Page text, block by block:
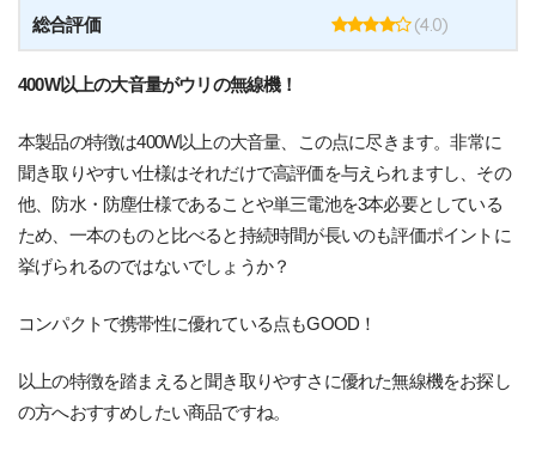
総合評価 (4.0)
400W以上の大音量がウリの無線機！
本製品の特徴は400W以上の大音量、この点に尽きます。非常に
聞き取りやすい仕様はそれだけで高評価を与えられますし、その
他、防水・防塵仕様であることや単三電池を3本必要としている
ため、一本のものと比べると持続時間が長いのも評価ポイントに
挙げられるのではないでしょうか？
コンパクトで携帯性に優れている点もGOOD！
以上の特徴を踏まえると聞き取りやすさに優れた無線機をお探し
の方へおすすめしたい商品ですね。